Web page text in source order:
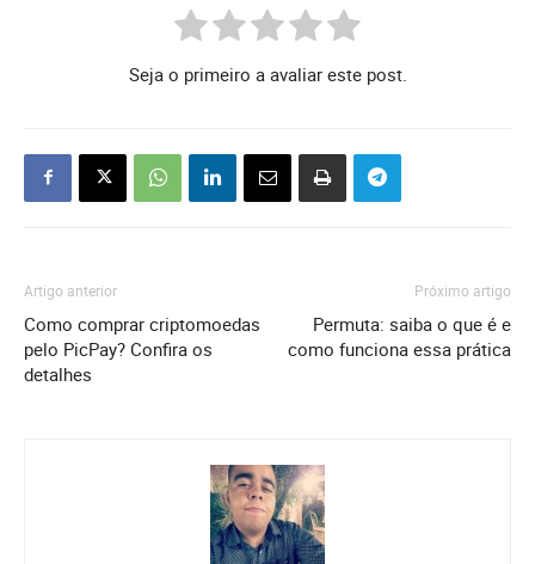
Seja o primeiro a avaliar este post.
Artigo anterior
Como comprar criptomoedas
pelo PicPay? Confira os
detalhes
Próximo artigo
Permuta: saiba o que é e
como funciona essa prática